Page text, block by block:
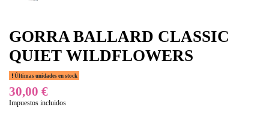
GORRA BALLARD CLASSIC
QUIET WILDFLOWERS
Últimas unidades en stock
30,00 €
Impuestos incluidos